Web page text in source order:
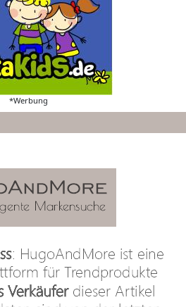
*Werbung